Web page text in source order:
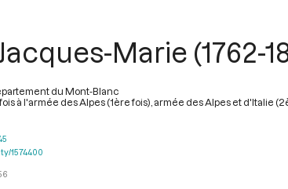
Marie (1762-
du Mont-Blanc
à l'armée des Alpes (1ère fois), armée des Alpes et d'Italie
1574400